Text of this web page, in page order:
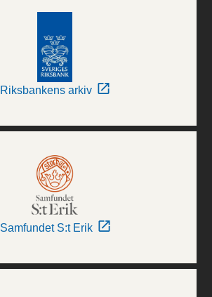
Riksbankens arkiv
Samfundet S:t Erik